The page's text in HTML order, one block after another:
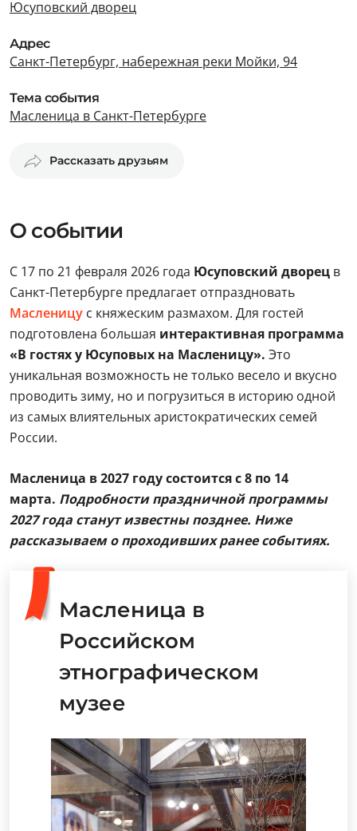
Юсуповский дворец
Адрес
Санкт-Петербург, набережная реки Мойки, 94
Тема события
Масленица в Санкт-Петербурге
Рассказать друзьям
О событии
С 17 по 21 февраля 2026 года Юсуповский дворец в
Санкт-Петербурге предлагает отпраздновать
Масленицу с княжеским размахом. Для гостей
подготовлена большая интерактивная программа
«В гостях у Юсуповых на Масленицу». Это
уникальная возможность не только весело и вкусно
проводить зиму, но и погрузиться в историю одной
из самых влиятельных аристократических семей
России.
Масленица в 2027 году состоится с 8 по 14
марта. Подробности праздничной программы
2027 года станут известны позднее. Ниже
рассказываем о проходивших ранее событиях.
Масленица в
Российском
этнографическом
музее